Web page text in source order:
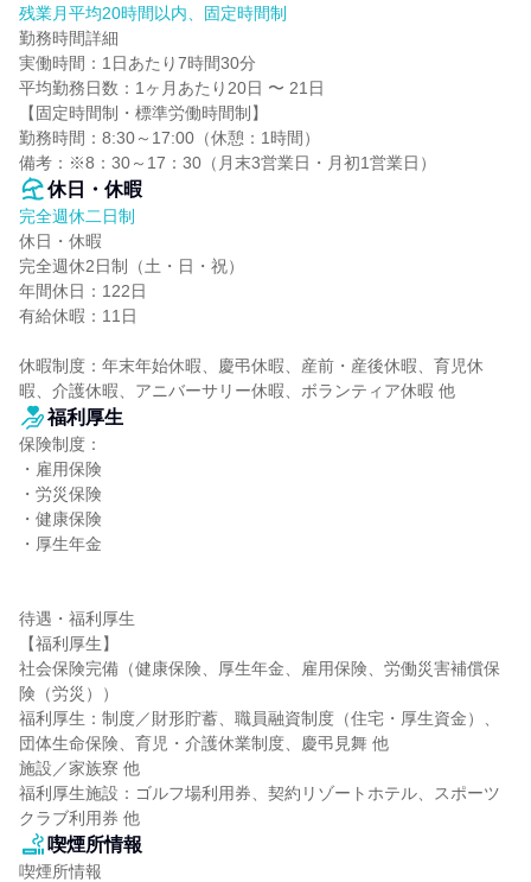
残業月平均20時間以内、固定時間制
勤務時間詳細
実働時間：1日あたり7時間30分
平均勤務日数：1ヶ月あたり20日 〜 21日
【固定時間制・標準労働時間制】
勤務時間：8:30～17:00（休憩：1時間）
備考：※8：30～17：30（月末3営業日・月初1営業日）
休日・休暇
完全週休二日制
休日・休暇
完全週休2日制（土・日・祝）
年間休日：122日
有給休暇：11日
休暇制度：年末年始休暇、慶弔休暇、産前・産後休暇、育児休
暇、介護休暇、アニバーサリー休暇、ボランティア休暇 他
福利厚生
保険制度：
・雇用保険
・労災保険
・健康保険
・厚生年金
待遇・福利厚生
【福利厚生】
社会保険完備（健康保険、厚生年金、雇用保険、労働災害補償保
険（労災））
福利厚生：制度／財形貯蓄、職員融資制度（住宅・厚生資金）、
団体生命保険、育児・介護休業制度、慶弔見舞 他
施設／家族寮 他
福利厚生施設：ゴルフ場利用券、契約リゾートホテル、スポーツ
クラブ利用券 他
喫煙所情報
喫煙所情報